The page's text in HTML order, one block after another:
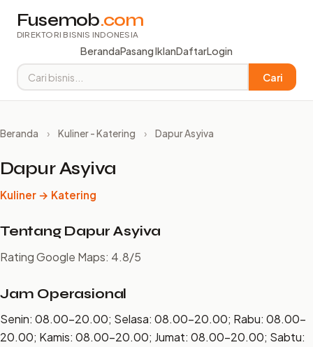
Fusemob.com
DIREKTORI BISNIS INDONESIA
BerandaPasang IklanDaftarLogin
Cari
Beranda › Kuliner - Katering › Dapur Asyiva
Dapur Asyiva
Kuliner → Katering
Tentang Dapur Asyiva
Rating Google Maps: 4.8/5
Jam Operasional
Senin: 08.00–20.00; Selasa: 08.00–20.00; Rabu: 08.00–
20.00; Kamis: 08.00–20.00; Jumat: 08.00–20.00; Sabtu: